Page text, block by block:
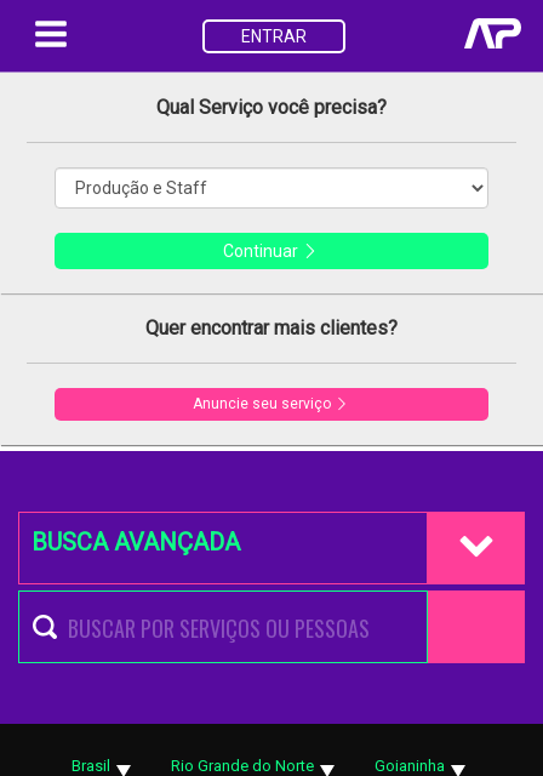
ENTRAR
Qual Serviço você precisa?
Continuar
Quer encontrar mais clientes?
Anuncie seu serviço
BUSCA AVANÇADA
Brasil Rio Grande do Norte Goianinha